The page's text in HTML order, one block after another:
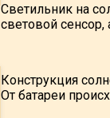
Светильник на
световой
Конструкция
От батареи